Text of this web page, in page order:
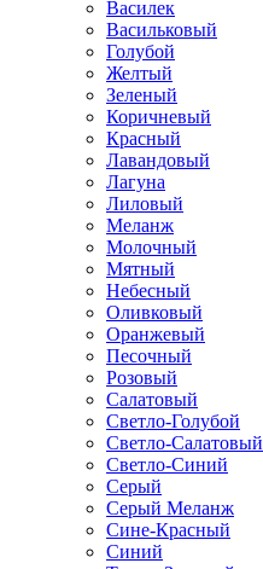
Василек
Васильковый
Голубой
Желтый
Зеленый
Коричневый
Красный
Лавандовый
Лагуна
Лиловый
Меланж
Молочный
Мятный
Небесный
Оливковый
Оранжевый
Песочный
Розовый
Салатовый
Светло-Голубой
Светло-Салатовый
Светло-Синий
Серый
Серый Меланж
Сине-Красный
Синий